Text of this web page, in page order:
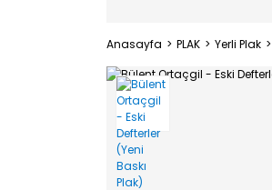
Anasayfa PLAK Yerli Plak